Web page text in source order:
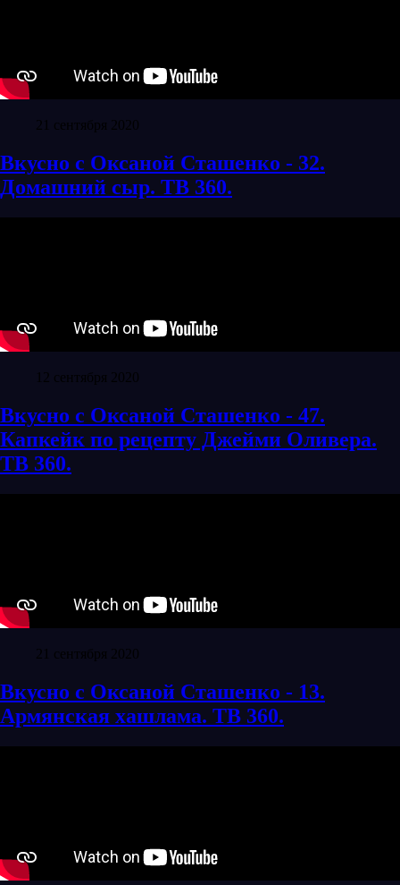
21 сентября 2020
Вкусно с Оксаной Сташенко - 32.
Домашний сыр. ТВ 360.
12 сентября 2020
Вкусно с Оксаной Сташенко - 47.
Капкейк по рецепту Джейми Оливера.
ТВ 360.
21 сентября 2020
Вкусно с Оксаной Сташенко - 13.
Армянская хашлама. ТВ 360.